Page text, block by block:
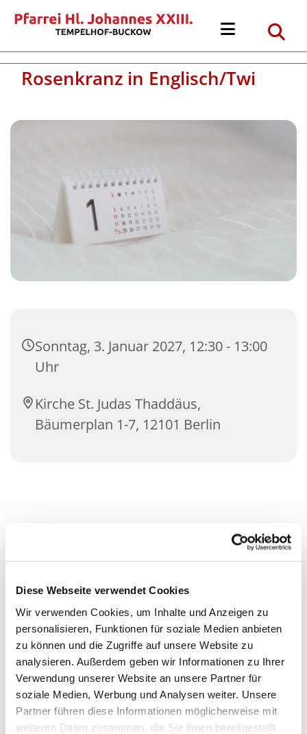
Diese Webseite verwendet Cookies
Wir verwenden Cookies, um Inhalte und Anzeigen zu
personalisieren, Funktionen für soziale Medien anbieten
zu können und die Zugriffe auf unsere Website zu
analysieren. Außerdem geben wir Informationen zu Ihrer
Verwendung unserer Website an unsere Partner für
soziale Medien, Werbung und Analysen weiter. Unsere
Partner führen diese Informationen möglicherweise mit
weiteren Daten zusammen, die Sie ihnen bereitgestellt
Rosenkranz in Englisch/Twi
Sonntag, 3. Januar 2027, 12:30 - 13:00
Uhr
Kirche St. Judas Thaddäus,
Bäumerplan 1-7, 12101 Berlin